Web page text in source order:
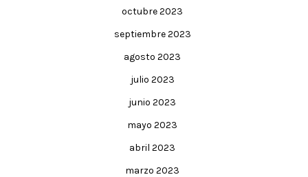
octubre 2023
septiembre 2023
agosto 2023
julio 2023
junio 2023
mayo 2023
abril 2023
marzo 2023